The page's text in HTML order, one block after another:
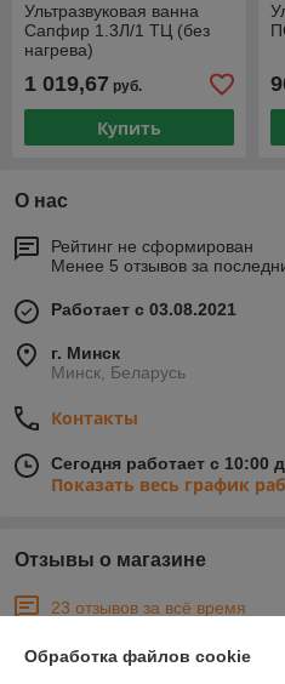
Ультразвуковая ванна
Сапфир 1.3Л/1 ТЦ (без
нагрева)
1 019,67 руб.
Купить
О нас
Рейтинг не сформирован
Менее 5 отзывов за
Работает с 03.08.2021
г. Минск
Минск, Беларусь
Контакты
Сегодня работает с 10:00
Показать весь график
Отзывы о магазине
23 отзывов за всё время
Александр
Обработка файлов cookie